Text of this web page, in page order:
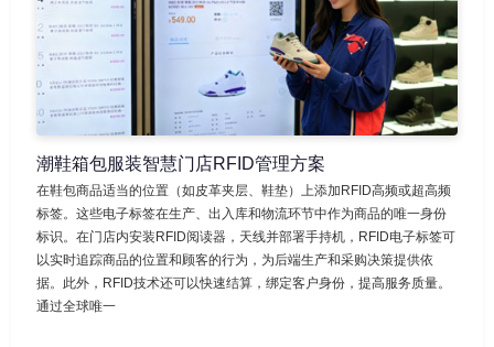
潮鞋箱包服装智慧门店RFID管理方案
在鞋包商品适当的位置（如皮革夹层、鞋垫）上添加RFID高频或超高频
标签。这些电子标签在生产、出入库和物流环节中作为商品的唯一身份
标识。在门店内安装RFID阅读器，天线并部署手持机，RFID电子标签可
以实时追踪商品的位置和顾客的行为，为后端生产和采购决策提供依
据。此外，RFID技术还可以快速结算，绑定客户身份，提高服务质量。
通过全球唯一